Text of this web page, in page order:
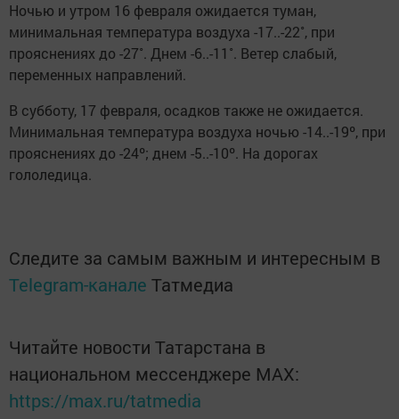
Ночью и утром 16 февраля ожидается туман,
минимальная температура воздуха -17..-22˚, при
прояснениях до -27˚. Днем -6..-11˚. Ветер слабый,
переменных направлений.
В субботу, 17 февраля, осадков также не ожидается.
Минимальная температура воздуха ночью -14..-19º, при
прояснениях до -24º; днем -5..-10º. На дорогах
гололедица.
Следите за самым важным и интересным в
Telegram-канале Татмедиа
Читайте новости Татарстана в
национальном мессенджере MАХ:
https://max.ru/tatmedia